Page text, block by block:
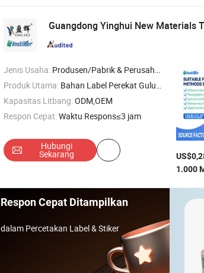
Guangdong Yinghui New Materials
Jenis Usaha: Produsen/Pabrik & Perusahaan Dagang
Produk Utama: Bahan Label Perekat Gulungan Jumbo , Bahan Label PE Gulungan Jumbo , Bahan Label BOPP Gulungan Jumbo , Bahan Label Inkjet Gulungan Jumbo , Bahan Label PP Putih Matt (Glossy) Gulungan Jumbo
Kapasitas Litbang:ODM,OEM
Respon Cepat:Waktu Respons≤3 jam
Hubungi
Sekarang
Respon Cepat Ditampilkan
dalam Percetakan Label & Stiker